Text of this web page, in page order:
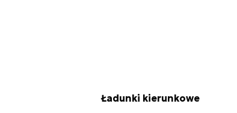
Ładunki kierunkowe